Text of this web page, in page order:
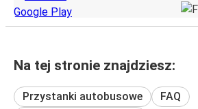
Na tej stronie znajdziesz:
Przystanki autobusowe
FAQ